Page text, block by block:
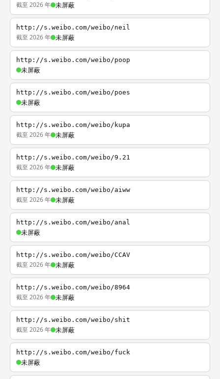
截至 2026 年 未屏蔽
http://s.weibo.com/weibo/neil
截至 2026 年 未屏蔽
http://s.weibo.com/weibo/poop
未屏蔽
http://s.weibo.com/weibo/poes
未屏蔽
http://s.weibo.com/weibo/kupa
截至 2026 年 未屏蔽
http://s.weibo.com/weibo/9.21
截至 2026 年 未屏蔽
http://s.weibo.com/weibo/aiww
截至 2026 年 未屏蔽
http://s.weibo.com/weibo/anal
未屏蔽
http://s.weibo.com/weibo/CCAV
截至 2026 年 未屏蔽
http://s.weibo.com/weibo/8964
截至 2026 年 未屏蔽
http://s.weibo.com/weibo/shit
截至 2026 年 未屏蔽
http://s.weibo.com/weibo/fuck
未屏蔽